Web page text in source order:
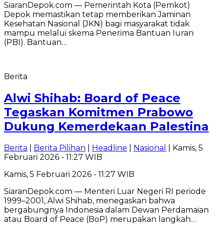
SiaranDepok.com — Pemerintah Kota (Pemkot)
Depok memastikan tetap memberikan Jaminan
Kesehatan Nasional (JKN) bagi masyarakat tidak
mampu melalui skema Penerima Bantuan Iuran
(PBI). Bantuan…
Berita
Alwi Shihab: Board of Peace
Tegaskan Komitmen Prabowo
Dukung Kemerdekaan Palestina
Berita Berita Pilihan Headline Nasional
| Kamis, 5
Februari 2026 - 11:27 WIB
Kamis, 5 Februari 2026 - 11:27 WIB
SiaranDepok.com — Menteri Luar Negeri RI periode
1999–2001, Alwi Shihab, menegaskan bahwa
bergabungnya Indonesia dalam Dewan Perdamaian
atau Board of Peace (BoP) merupakan langkah…